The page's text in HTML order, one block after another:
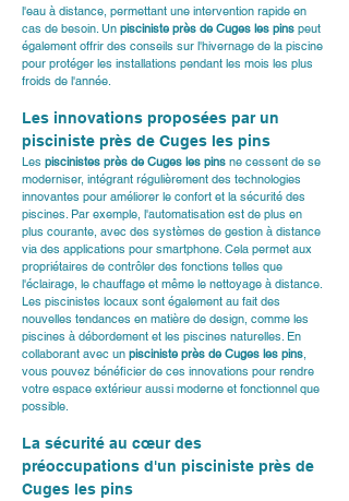
l'eau à distance, permettant une intervention rapide en
cas de besoin. Un pisciniste près de Cuges les pins peut
également offrir des conseils sur l'hivernage de la piscine
pour protéger les installations pendant les mois les plus
froids de l'année.
Les innovations proposées par un
pisciniste près de Cuges les pins
Les piscinistes près de Cuges les pins ne cessent de se
moderniser, intégrant régulièrement des technologies
innovantes pour améliorer le confort et la sécurité des
piscines. Par exemple, l'automatisation est de plus en
plus courante, avec des systèmes de gestion à distance
via des applications pour smartphone. Cela permet aux
propriétaires de contrôler des fonctions telles que
l'éclairage, le chauffage et même le nettoyage à distance.
Les piscinistes locaux sont également au fait des
nouvelles tendances en matière de design, comme les
piscines à débordement et les piscines naturelles. En
collaborant avec un pisciniste près de Cuges les pins,
vous pouvez bénéficier de ces innovations pour rendre
votre espace extérieur aussi moderne et fonctionnel que
possible.
La sécurité au cœur des
préoccupations d'un pisciniste près de
Cuges les pins